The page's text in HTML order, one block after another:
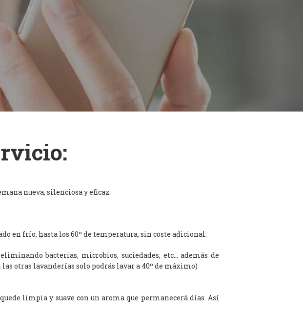
nueva, silenciosa y eficaz.
en frío, hasta los 60º de temperatura, sin coste adicional.
bacterias, microbios, suciedades, etc… además de
otras lavanderías solo podrás lavar a 40º de máximo)
limpia y suave con un aroma que permanecerá días. Así